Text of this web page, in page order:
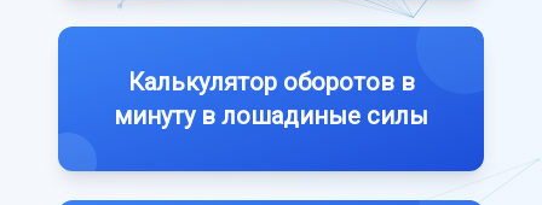
Калькулятор оборотов в
минуту в лошадиные силы